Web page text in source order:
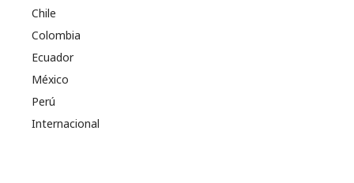
Chile
Colombia
Ecuador
México
Perú
Internacional